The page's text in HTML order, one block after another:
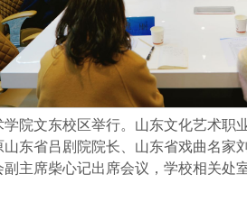
院文东校区举行。山东文化艺术
东省吕剧院院长、山东省戏曲名
主席柴心记出席会议，学校相关